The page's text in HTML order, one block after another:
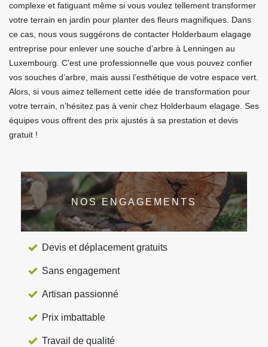
complexe et fatiguant même si vous voulez tellement transformer
votre terrain en jardin pour planter des fleurs magnifiques. Dans
ce cas, nous vous suggérons de contacter Holderbaum elagage
entreprise pour enlever une souche d’arbre à Lenningen au
Luxembourg. C’est une professionnelle que vous pouvez confier
vos souches d’arbre, mais aussi l’esthétique de votre espace vert.
Alors, si vous aimez tellement cette idée de transformation pour
votre terrain, n’hésitez pas à venir chez Holderbaum elagage. Ses
équipes vous offrent des prix ajustés à sa prestation et devis
gratuit !
NOS ENGAGEMENTS
Devis et déplacement gratuits
Sans engagement
Artisan passionné
Prix imbattable
Travail de qualité